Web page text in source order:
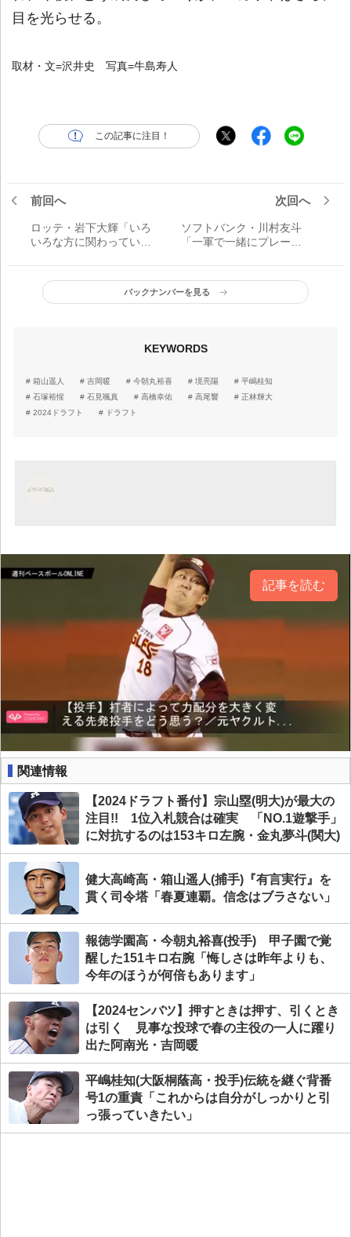
目を光らせる。
取材・文=沢井史 写真=牛島寿人
この記事に注目！
前回へ
ロッテ・岩下大輝「いろ
いろな方に関わっていた
いますと伝えたいです」
／復帰
次回へ
ソフトバンク・川村友斗
「一軍で一緒にプレーさ
て、あらためて考えてみ
たら近藤健介さんすごい
なと」／あこがれの選手
バックナンバーを見る
KEYWORDS
箱山遥人 吉岡暖 今朝丸裕喜 境亮陽
平嶋桂知
石塚裕惺
石見颯真 高橋幸佑 高尾響
正林輝大
2024ドラフト
ドラフト
記事を読む
関連情報
【2024ドラフト番付】宗山塁(明大)が最大の
注目!! 1位入札競合は確実 「NO.1遊撃手」
に対抗するのは153キロ左腕・金丸夢斗(関大)
健大高崎高・箱山遥人(捕手)『有言実行』を
貫く司令塔「春夏連覇。信念はブラさない」
報徳学園高・今朝丸裕喜(投手) 甲子園で覚
醒した151キロ右腕「悔しさは昨年よりも、
今年のほうが何倍もあります」
【2024センバツ】押すときは押す、引くとき
は引く 見事な投球で春の主役の一人に躍り
出た阿南光・吉岡暖
平嶋桂知(大阪桐蔭高・投手)伝統を継ぐ背番
号1の重責「これからは自分がしっかりと引
っ張っていきたい」